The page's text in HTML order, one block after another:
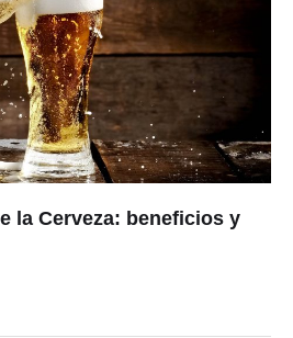
la Cerveza: beneficios y